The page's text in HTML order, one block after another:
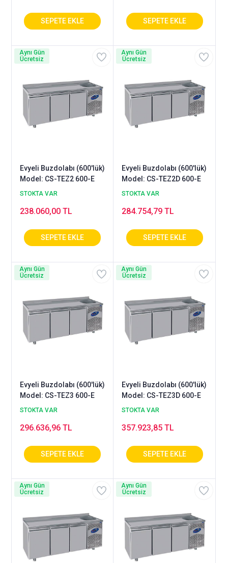
Evyeli Buzdolabı (600'lük)
Model: CS-TEZ2 600-E
STOKTA VAR
238.060,00 TL
Aynı Gün
Ücretsiz
Evyeli Buzdolabı (600'lük)
Model: CS-TEZ2D 600-E
STOKTA VAR
284.754,79 TL
Aynı Gün
Ücretsiz
Evyeli Buzdolabı (600'lük)
Model: CS-TEZ3 600-E
STOKTA VAR
296.636,96 TL
Aynı Gün
Ücretsiz
Evyeli Buzdolabı (600'lük)
Model: CS-TEZ3D 600-E
STOKTA VAR
357.923,85 TL
Aynı Gün
Ücretsiz
Aynı Gün
Ücretsiz
Aynı Gün
Ücretsiz